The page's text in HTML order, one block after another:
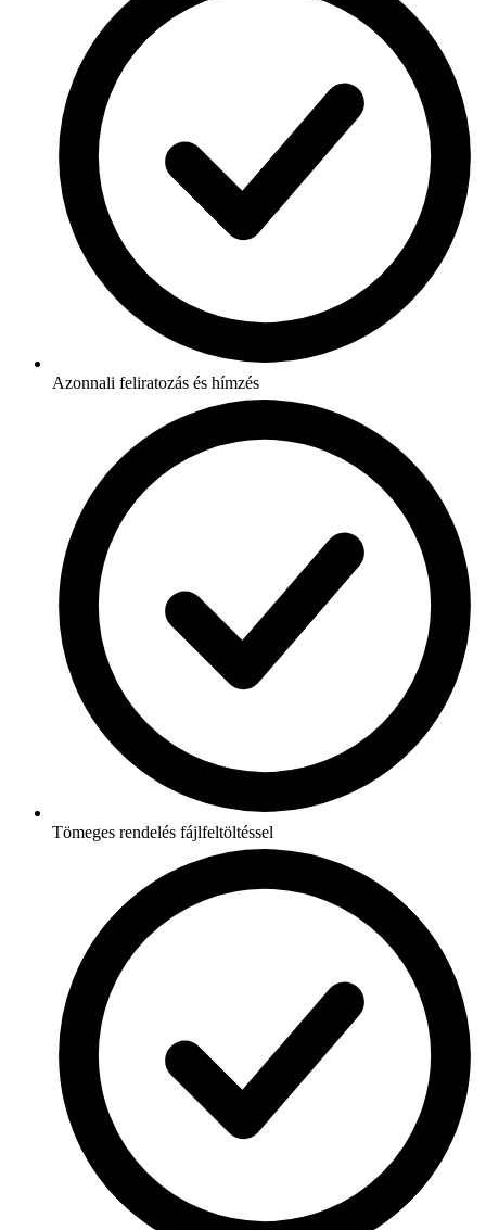
Azonnali feliratozás és hímzés
Tömeges rendelés fájlfeltöltéssel